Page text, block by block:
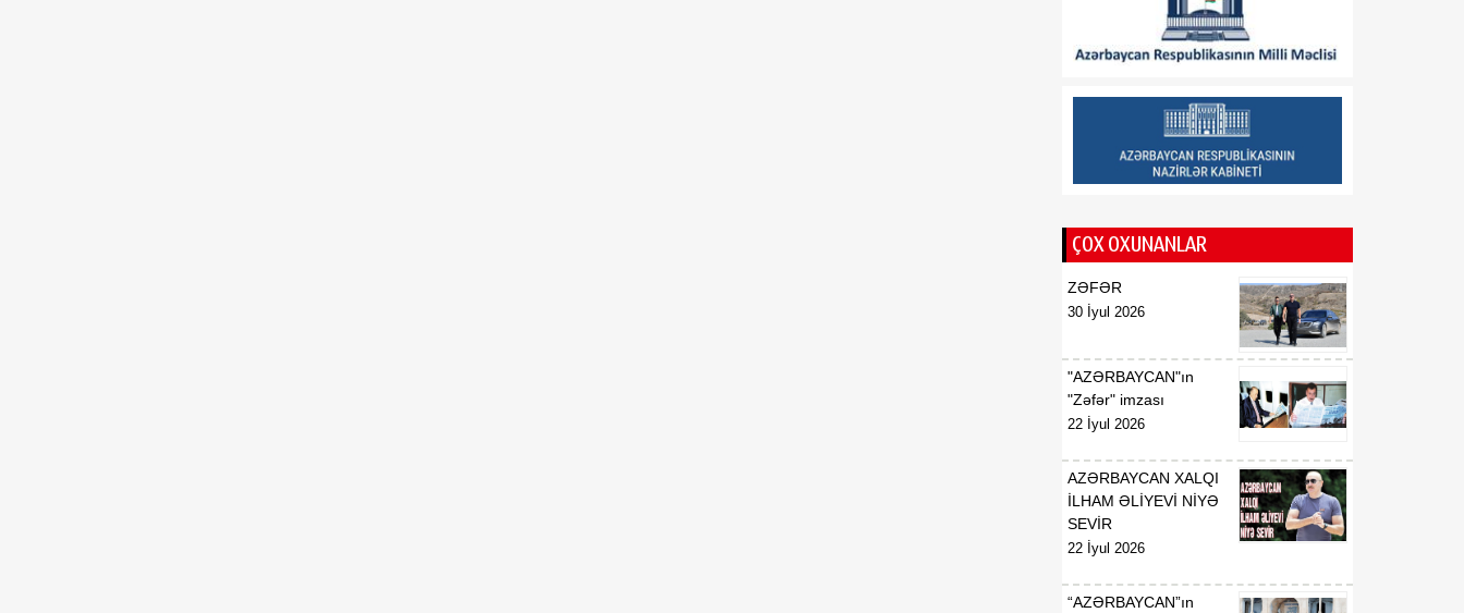
“Vətən” jurnalı: Özbəkistan
və Azərbaycan: Müttəfiqlik
07 Avqust
Kənd Təsərrüfatı
Nazirliyinin vəzifəli şəxsləri
rayonlarından olan
vətəndaşlarla görüşüb
16:29
sektoru “Moody’s”dən
16:28
07 Avqust
Azərbaycan və
Ermənistan arasında sülh
inkişaf mərhələsinin
əsasını qoya bilər
16:27
07 Avqust
ÇOX OXUNANLAR
ZƏFƏR
30 İyul 2026
"AZƏRBAYCAN"ın
"Zəfər" imzası
22 İyul 2026
AZƏRBAYCAN XALQI
İLHAM ƏLİYEVİ NİYƏ
SEVİR
22 İyul 2026
“AZƏRBAYCAN”ın